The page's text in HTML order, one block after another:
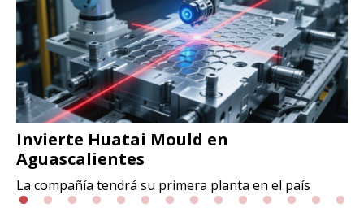
Invierte Huatai Mould en
Aguascalientes
La compañía tendrá su primera planta en el país